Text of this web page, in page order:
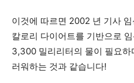
이것에 따르면 2002 년 기사
칼로리 다이어트를 기반으로
3,300 밀리리터의 물이 필요
러워하는 것과 같습니다!